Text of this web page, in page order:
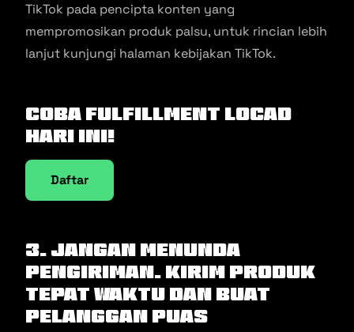
TikTok pada pencipta konten yang
mempromosikan produk palsu, untuk rincian lebih
lanjut kunjungi halaman kebijakan TikTok.
Coba Fulfillment Locad
Hari Ini!
Daftar
3. Jangan Menunda
Pengiriman. Kirim Produk
Tepat Waktu dan Buat
Pelanggan Puas